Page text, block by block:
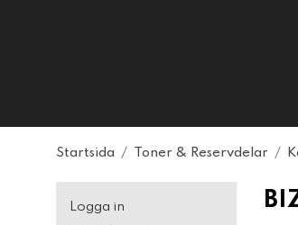
Startsida / Toner & Reservdelar /
Logga in